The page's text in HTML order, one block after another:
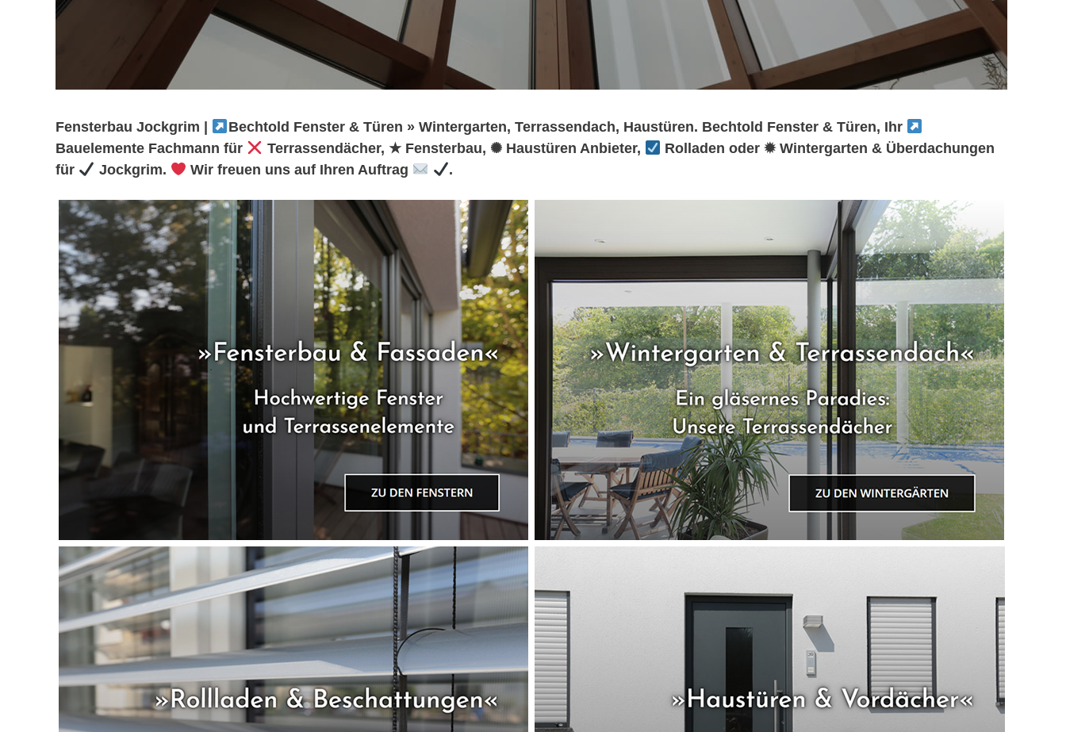
Fensterbau Jockgrim |
Bechtold Fenster & Türen » Wintergarten, Terrassendach, Haustüren. Bechtold Fenster & Türen, Ihr
Bauelemente Fachmann für
Terrassendächer, ★ Fensterbau, ✺ Haustüren Anbieter,
Rolladen oder ✹ Wintergarten & Überdachungen
für
Jockgrim. Wir freuen uns auf Ihren Auftrag .